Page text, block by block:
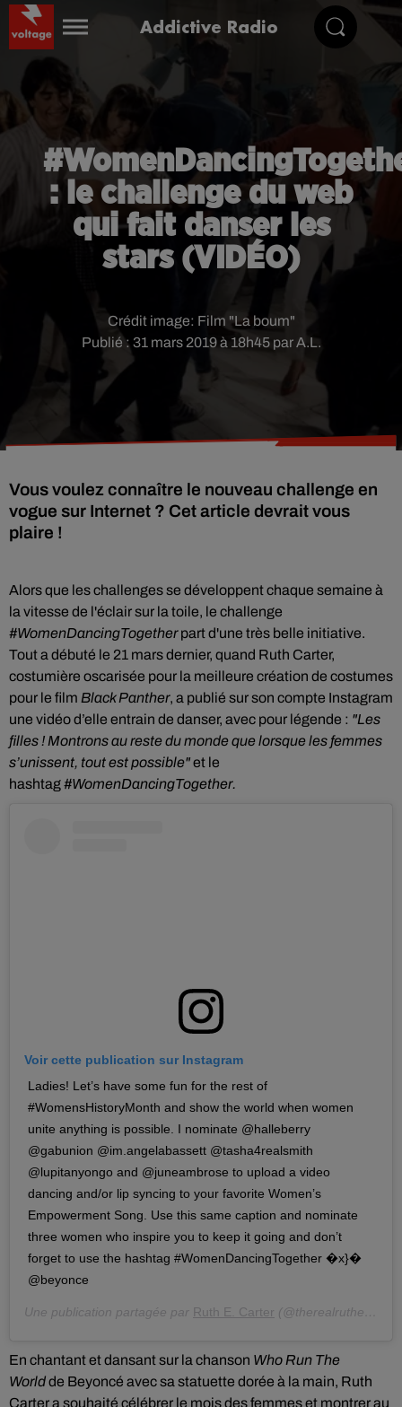
Addictive Radio
: le challenge du web
qui fait danser les
stars (VIDÉO)
Publié : 31 mars 2019 à 18h45 par A.L.
Crédit image: Film "La boum"
Vous voulez connaître le nouveau challenge en
vogue sur Internet ? Cet article devrait vous
plaire !
Alors que les challenges se développent chaque semaine à
la vitesse de l'éclair sur la toile, le challenge
#WomenDancingTogetherpart d'une très belle initiative.
Tout a débuté le 21 mars dernier, quand Ruth Carter,
costumière oscarisée pour la meilleure création de costumes
pour le film Black Panther, a publié sur son compte Instagram
une vidéo d’elle entrain de danser, avec pour légende : "Les
filles ! Montrons au reste du monde que lorsque les femmes
s’unissent, tout est possible"et le
hashtag#WomenDancingTogether.
Voir cette publication sur Instagram
Ladies! Let’s have some fun for the rest of
#WomensHistoryMonth and show the world when women
unite anything is possible. I nominate @halleberry
@gabunion @im.angelabassett @tasha4realsmith
@lupitanyongo and @juneambrose to upload a video
dancing and/or lip syncing to your favorite Women’s
Empowerment Song. Use this same caption and nominate
three women who inspire you to keep it going and don’t
forget to use the hashtag #WomenDancingTogether �x}�
@beyonce
Une publication partagée par Ruth E. Carter (@therealruthecarter) le
En chantant et dansant sur la chanson Who Run The
Worldde Beyoncé avec sa statuette dorée à la main, Ruth
Carter a souhaité célébrer le mois des femmes et montrer au